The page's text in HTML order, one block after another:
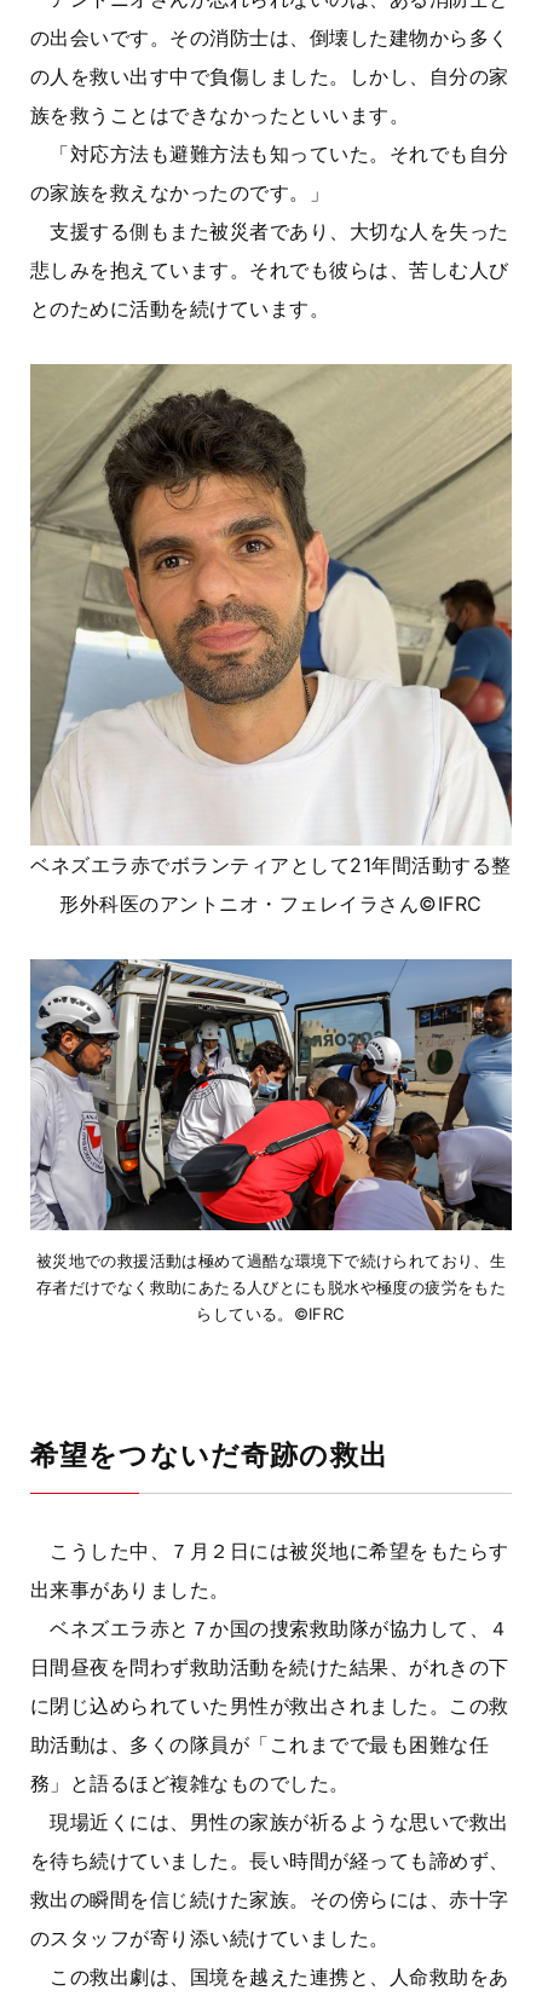
の出会いです。その消防士は、倒壊した建物から多く
の人を救い出す中で負傷しました。しかし、自分の家
族を救うことはできなかったといいます。
「対応方法も避難方法も知っていた。それでも自分
の家族を救えなかったのです。」
支援する側もまた被災者であり、大切な人を失った
悲しみを抱えています。それでも彼らは、苦しむ人び
とのために活動を続けています。
ベネズエラ赤でボランティアとして21年間活動する整
形外科医のアントニオ・フェレイラさん©IFRC
被災地での救援活動は極めて過酷な環境下で続けられており、生
存者だけでなく救助にあたる人びとにも脱水や極度の疲労をもた
らしている。©IFRC
希望をつないだ奇跡の救出
こうした中、７月２日には被災地に希望をもたらす
出来事がありました。
ベネズエラ赤と７か国の捜索救助隊が協力して、４
日間昼夜を問わず救助活動を続けた結果、がれきの下
に閉じ込められていた男性が救出されました。この救
助活動は、多くの隊員が「これまでで最も困難な任
務」と語るほど複雑なものでした。
現場近くには、男性の家族が祈るような思いで救出
を待ち続けていました。長い時間が経っても諦めず、
救出の瞬間を信じ続けた家族。その傍らには、赤十字
のスタッフが寄り添い続けていました。
この救出劇は、国境を越えた連携と、人命救助をあ